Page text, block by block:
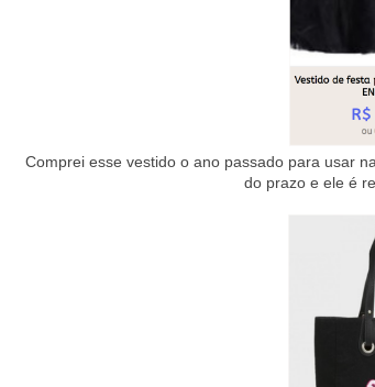
Comprei esse vestido o ano passado para usar
do prazo e ele é